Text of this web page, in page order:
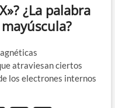
¿La palabra
atraviesan ciertos
los electrones internos